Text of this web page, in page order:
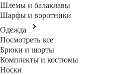
Шлемы и балаклавы
Шарфы и воротники
Одежда
Посмотреть все
Брюки и шорты
Комплекты и костюмы
Носки